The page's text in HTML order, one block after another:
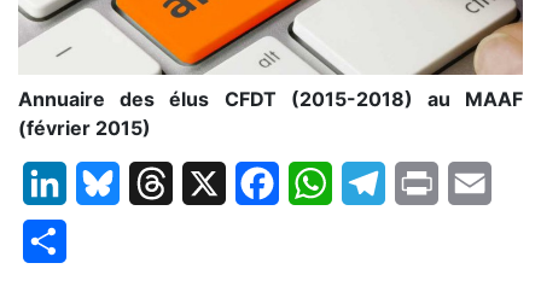
Annuaire des élus CFDT (2015-2018) au MAAF
(février 2015)
LinkedInBluesky Threads FacebookWhatsAppTelegram
Print